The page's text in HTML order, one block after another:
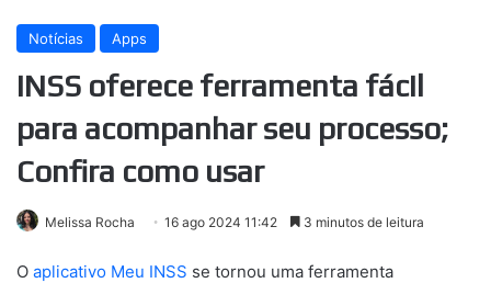
Notícias Apps
INSS oferece ferramenta fácil
para acompanhar seu processo;
Confira como usar
Melissa Rocha 16 ago 2024 11:42 3 minutos de leitura
O aplicativo Meu INSS se tornou uma ferramenta